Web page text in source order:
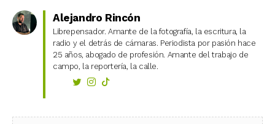
Alejandro Rincón
Librepensador. Amante de la fotografía, la escritura, la
radio y el detrás de cámaras. Periodista por pasión hace
25 años, abogado de profesión. Amante del trabajo de
campo, la reportería, la calle.